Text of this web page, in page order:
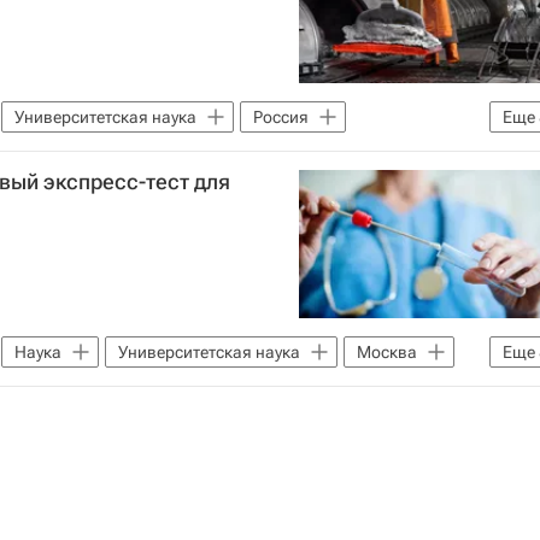
Еще
Университетская наука
Россия
алюминий
Металл
лидерство
Красноярск
Наука
экспресс-тест для
Еще
Наука Университетская наука
Москва
академия наук